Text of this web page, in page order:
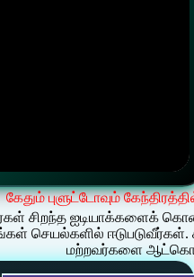
கேதும் புளுட்டோவும்
சிறந்த ஐடியாக்களைக்
செயல்களில்
மற்றவர்களை